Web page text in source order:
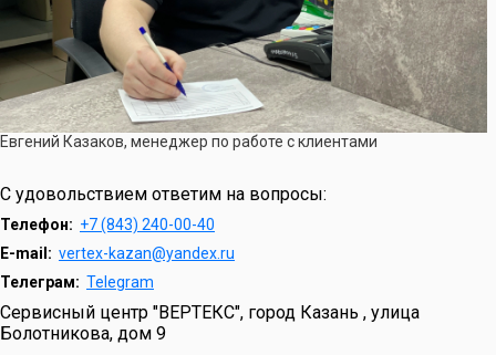
Евгений Казаков, менеджер по работе с клиентами
С удовольствием ответим на вопросы:
Телефон: +7 (843) 240-00-40
E-mail: vertex-kazan@yandex.ru
Телеграм: Telegram
Сервисный центр "ВЕРТЕКС", город Казань , улица
Болотникова, дом 9